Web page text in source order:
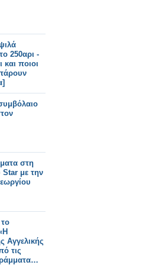
250αρι -
και ποιοι
στη
με την
Αγγελικής
τις